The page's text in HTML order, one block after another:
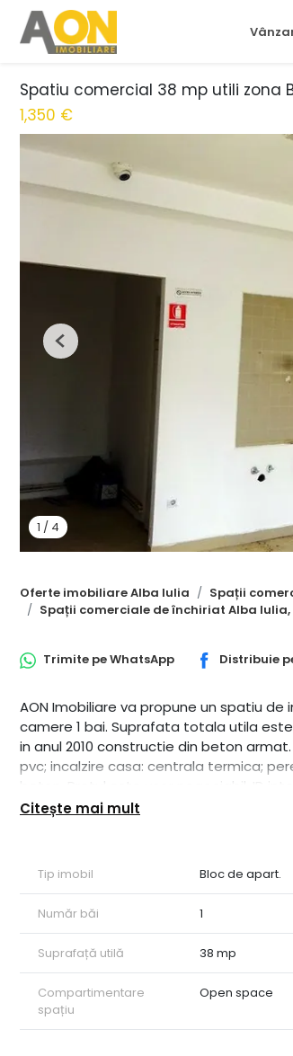
Spatiu comercial 38 mp utili zona
1,350 €
1 / 4
Previous
Oferte imobiliare Alba Iulia
Spații
Spații comerciale de închiriat Alba
Trimite peWhatsApp Distribuie
AON Imobiliare va propune un spatiu de
camere 1 bai. Suprafata totala utila
in anul 2010 constructie din beton
pvc; incalzire casa: centrala termica;
Citește mai mult
Tip imobil Bloc de apart.
Număr băi 1
Suprafață utilă 38 mp
Compartimentare
spațiu
Open space